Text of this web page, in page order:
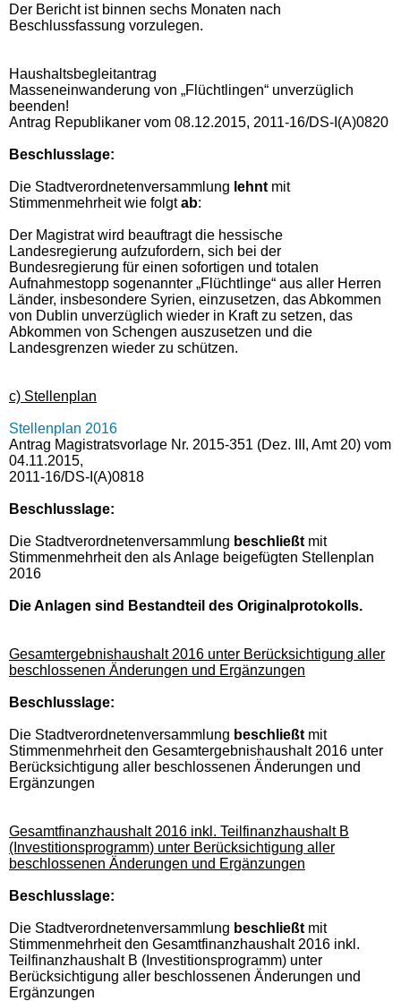
Der Bericht ist binnen sechs Monaten nach
Beschlussfassung vorzulegen.
Haushaltsbegleitantrag
Masseneinwanderung von „Flüchtlingen“ unverzüglich
beenden!
Antrag Republikaner vom 08.12.2015, 2011-16/DS-I(A)0820
Beschlusslage:
Die Stadtverordnetenversammlung lehnt mit
Stimmenmehrheit wie folgtab:
Der Magistrat wird beauftragt die hessische
Landesregierung aufzufordern, sich bei der
Bundesregierung für einen sofortigen und totalen
Aufnahmestopp sogenannter „Flüchtlinge“ aus aller Herren
Länder, insbesondere Syrien, einzusetzen, das Abkommen
von Dublin unverzüglich wieder in Kraft zu setzen, das
Abkommen von Schengen auszusetzen und die
Landesgrenzen wieder zu schützen.
c) Stellenplan
Stellenplan 2016
Antrag Magistratsvorlage Nr. 2015-351 (Dez. III, Amt 20) vom
04.11.2015,
2011-16/DS-I(A)0818
Beschlusslage:
Die Stadtverordnetenversammlung beschließt mit
Stimmenmehrheit den als Anlage beigefügten Stellenplan
2016
Die Anlagen sind Bestandteil des Originalprotokolls.
Gesamtergebnishaushalt 2016 unter Berücksichtigung aller
beschlossenen Änderungen und Ergänzungen
Beschlusslage:
Die Stadtverordnetenversammlung beschließt mit
Stimmenmehrheit den Gesamtergebnishaushalt 2016 unter
Berücksichtigung aller beschlossenen Änderungen und
Ergänzungen
Gesamtfinanzhaushalt 2016 inkl. Teilfinanzhaushalt B
(Investitionsprogramm) unter Berücksichtigung aller
beschlossenen Änderungen und Ergänzungen
Beschlusslage:
Die Stadtverordnetenversammlung beschließt mit
Stimmenmehrheit den Gesamtfinanzhaushalt 2016 inkl.
Teilfinanzhaushalt B (Investitionsprogramm) unter
Berücksichtigung aller beschlossenen Änderungen und
Ergänzungen